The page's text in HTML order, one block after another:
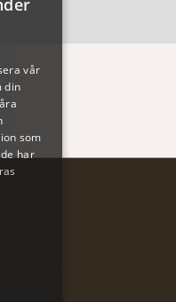
vår
din
som
har